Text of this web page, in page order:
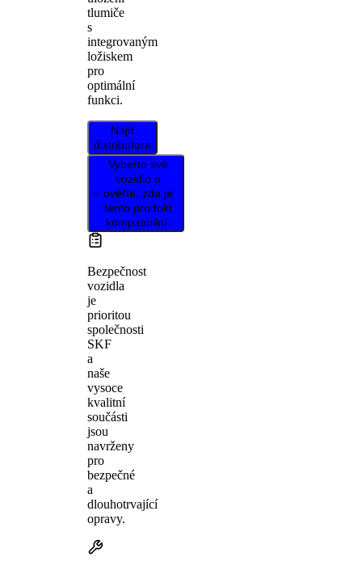
tlumiče
s
integrovaným
ložiskem
pro
optimální
funkci.
Najít
distributora
Vyberte své
vozidlo a
ověřte, zda je
tento produkt
kompatibilní.
Bezpečnost
vozidla
je
prioritou
společnosti
SKF
a
naše
vysoce
kvalitní
součásti
jsou
navrženy
pro
bezpečné
a
dlouhotrvající
opravy.